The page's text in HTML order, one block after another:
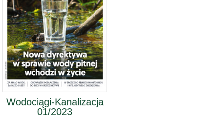
Wodociągi-Kanalizacja
01/2023